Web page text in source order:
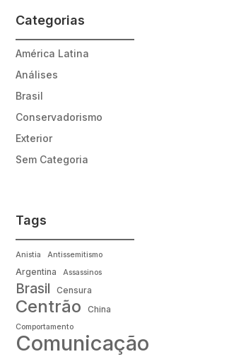
Categorias
América Latina
Análises
Brasil
Conservadorismo
Exterior
Sem Categoria
Tags
Anistia Antissemitismo
Argentina Assassinos
Brasil Censura
Centrão China
Comportamento
Comunicação